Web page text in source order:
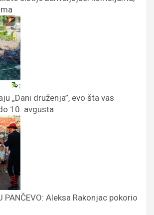
„Dani druženja”, evo šta vas
10. avgusta
PANČEVO: Aleksa Rakonjac pokorio